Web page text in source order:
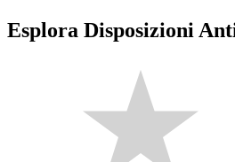
Esplora Disposizioni